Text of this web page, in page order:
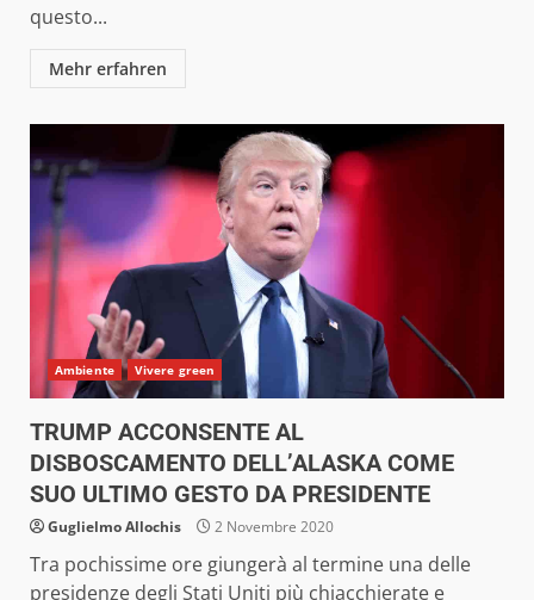
questo...
Mehr erfahren
Ambiente Vivere green
TRUMP ACCONSENTE AL
DISBOSCAMENTO DELL’ALASKA COME
SUO ULTIMO GESTO DA PRESIDENTE
Guglielmo Allochis 2 Novembre 2020
Tra pochissime ore giungerà al termine una delle
presidenze degli Stati Uniti più chiacchierate e